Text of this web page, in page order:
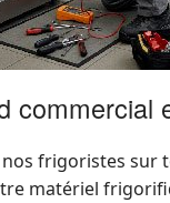
commercial
frigoristes sur
matériel